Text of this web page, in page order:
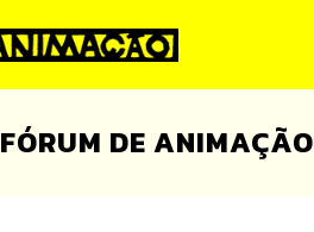
FÓRUM DE ANIMAÇÃO